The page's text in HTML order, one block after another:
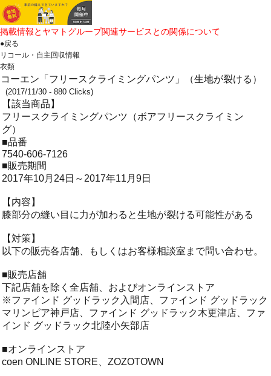
掲載情報とヤマトグループ関連サービスとの関係について
●戻る
リコール・自主回収情報
衣類
コーエン「フリースクライミングパンツ」（生地が裂ける）
(2017/11/30 - 880 Clicks)
【該当商品】
フリースクライミングパンツ（ボアフリースクライミン
グ）
■品番
7540-606-7126
■販売期間
2017年10月24日～2017年11月9日
【内容】
膝部分の縫い目に力が加わると生地が裂ける可能性がある
【対策】
以下の販売各店舗、もしくはお客様相談室まで問い合わせ。
■販売店舗
下記店舗を除く全店舗、およびオンラインストア
※ファインド グッドラック入間店、ファインド グッドラック
マリンピア神戸店、ファインド グッドラック木更津店、ファ
インド グッドラック北陸小矢部店
■オンラインストア
coen ONLINE STORE、ZOZOTOWN